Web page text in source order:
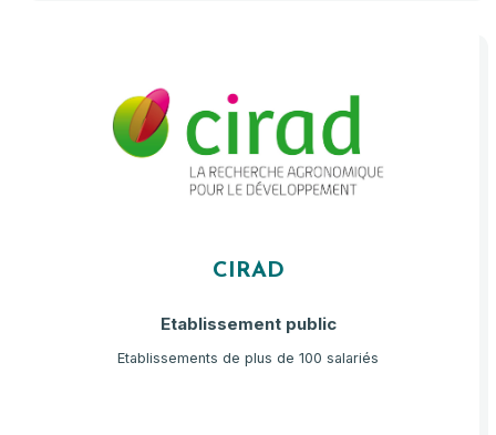
CIRAD
Etablissement public
Etablissements de plus de 100 salariés